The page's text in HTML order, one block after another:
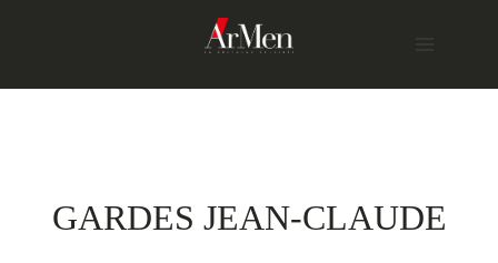
GARDES JEAN-CLAUDE